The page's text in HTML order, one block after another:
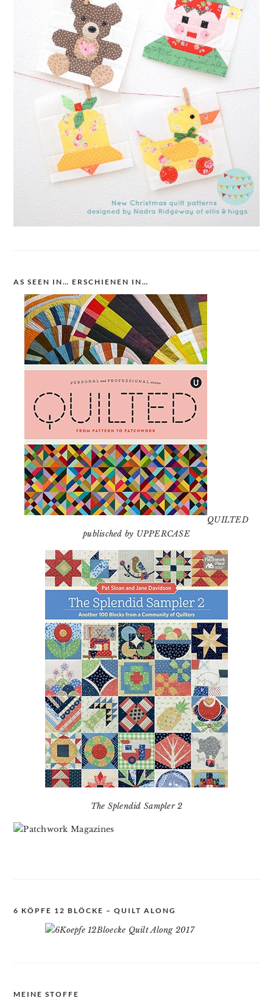
AS SEEN IN… ERSCHIENEN IN…
QUILTED
publisched by UPPERCASE
The Splendid Sampler 2
6 KÖPFE 12 BLÖCKE – QUILT ALONG
MEINE STOFFE